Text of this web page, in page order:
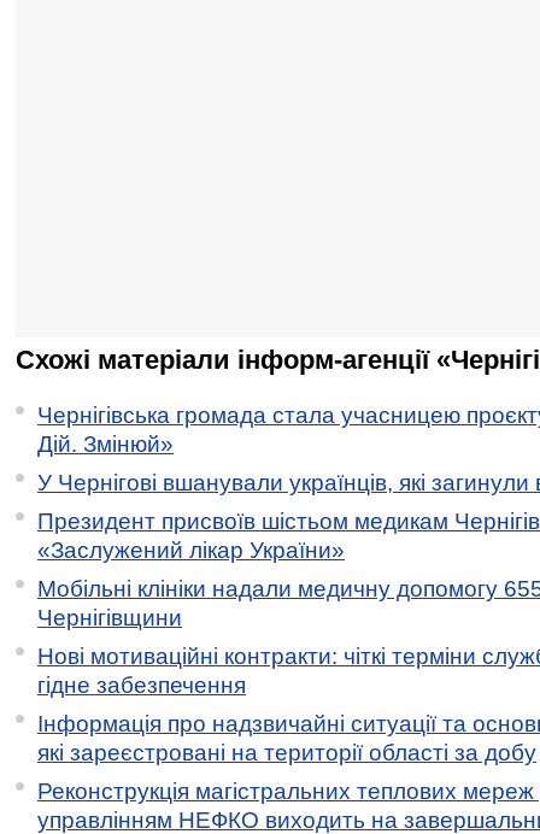
Схожі матеріали інформ-агенції
Чернігівська громада стала учасницею
Дій. Змінюй»
У Чернігові вшанували українців, які загинули
Президент присвоїв шістьом медикам
«Заслужений лікар України»
Мобільні клініки надали медичну допомогу
Чернігівщини
Нові мотиваційні контракти: чіткі терміни
гідне забезпечення
Інформація про надзвичайні ситуації та
які зареєстровані на території області за добу
Реконструкція магістральних теплових мереж
управлінням НЕФКО виходить на